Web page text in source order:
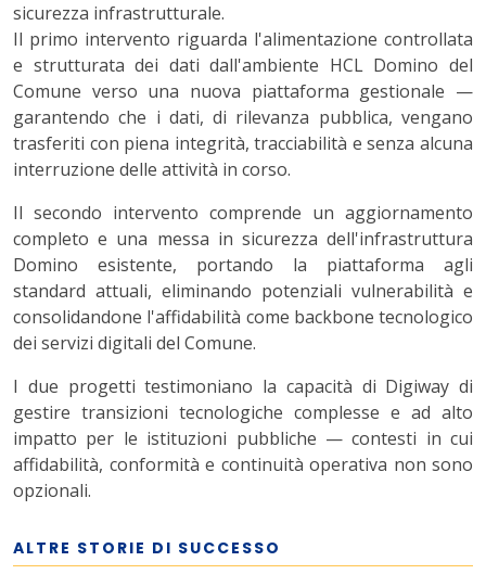
sicurezza infrastrutturale.
Il primo intervento riguarda l'alimentazione controllata
e strutturata dei dati dall'ambiente HCL Domino del
Comune verso una nuova piattaforma gestionale —
garantendo che i dati, di rilevanza pubblica, vengano
trasferiti con piena integrità, tracciabilità e senza alcuna
interruzione delle attività in corso.
Il secondo intervento comprende un aggiornamento
completo e una messa in sicurezza dell'infrastruttura
Domino esistente, portando la piattaforma agli
standard attuali, eliminando potenziali vulnerabilità e
consolidandone l'affidabilità come backbone tecnologico
dei servizi digitali del Comune.
I due progetti testimoniano la capacità di Digiway di
gestire transizioni tecnologiche complesse e ad alto
impatto per le istituzioni pubbliche — contesti in cui
affidabilità, conformità e continuità operativa non sono
opzionali.
ALTRE STORIE DI SUCCESSO